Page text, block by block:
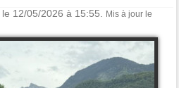
le 12/05/2026 à 15:55.
Mis à jour le